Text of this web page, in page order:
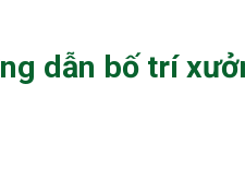
dẫn bố trí